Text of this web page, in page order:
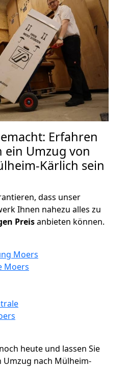
Erfahren
ein Umzug von
Kärlich sein
dass unser
Ihnen nahezu alles zu
Preisanbieten können.
Moers
Moers
heute und lassen Sie
nach Mülheim-